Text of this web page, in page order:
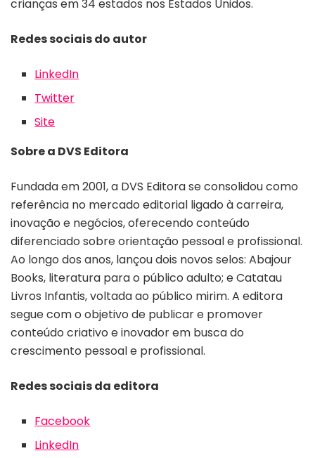
crianças em 34 estados nos Estados Unidos.
Redes sociais do autor
LinkedIn
Twitter
Site
Sobre a DVS Editora
Fundada em 2001, a DVS Editora se consolidou como
referência no mercado editorial ligado à carreira,
inovação e negócios, oferecendo conteúdo
diferenciado sobre orientação pessoal e profissional.
Ao longo dos anos, lançou dois novos selos: Abajour
Books, literatura para o público adulto; e Catatau
Livros Infantis, voltada ao público mirim. A editora
segue com o objetivo de publicar e promover
conteúdo criativo e inovador em busca do
crescimento pessoal e profissional.
Redes sociais da editora
Facebook
LinkedIn